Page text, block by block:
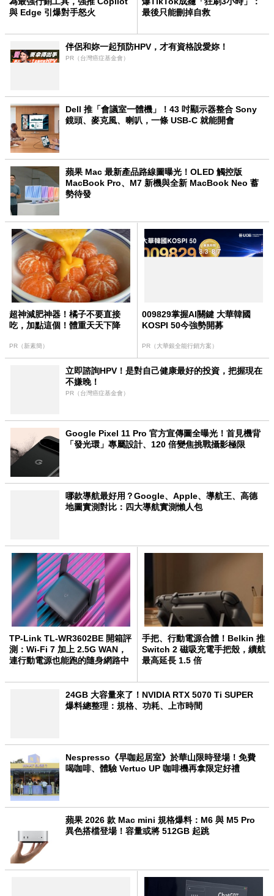
與 Edge 引爆對手怒火
最後只能刪掉自救
伴侶和妳一起預防HPV，才有資格說愛妳！
PR（台灣癌症基金會）
Dell 推「會議室一體機」！43 吋顯示器整合 Sony
鏡頭、麥克風、喇叭，一條 USB-C 就能開會
蘋果 Mac 最新產品路線圖曝光！OLED 觸控版
MacBook Pro、M7 新機與全新 MacBook Neo 蓄
勢待發
超神減肥神器！橘子不要直接
吃，加點這個！體重天天下降
PR（新素簡）
009829掌握AI關鍵 大華韓國
KOSPI 50今強勢開募
PR（大華銀全能行銷方案）
立即諮詢HPV！是對自己健康最好的投資，把握現在
不嫌晚！
PR（台灣癌症基金會）
Google Pixel 11 Pro 官方宣傳圖全曝光！首見機背
「發光環」專屬設計、120 倍變焦挑戰攝影極限
哪款導航最好用？Google、Apple、導航王、高德
地圖實測對比：四大導航實測懶人包
TP-Link TL-WR3602BE 開箱評
測：Wi-Fi 7 加上 2.5G WAN，
連行動電源也能跑的隨身網路中
手把、行動電源合體！Belkin 推
Switch 2 磁吸充電手把殼，續航
最高延長 1.5 倍
24GB 大容量來了！NVIDIA RTX 5070 Ti SUPER
爆料總整理：規格、功耗、上市時間
Nespresso《早咖起居室》於華山限時登場！免費
喝咖啡、體驗 Vertuo UP 咖啡機再拿限定好禮
蘋果 2026 款 Mac mini 規格爆料：M6 與 M5 Pro
異色搭檔登場！容量或將 512GB 起跳